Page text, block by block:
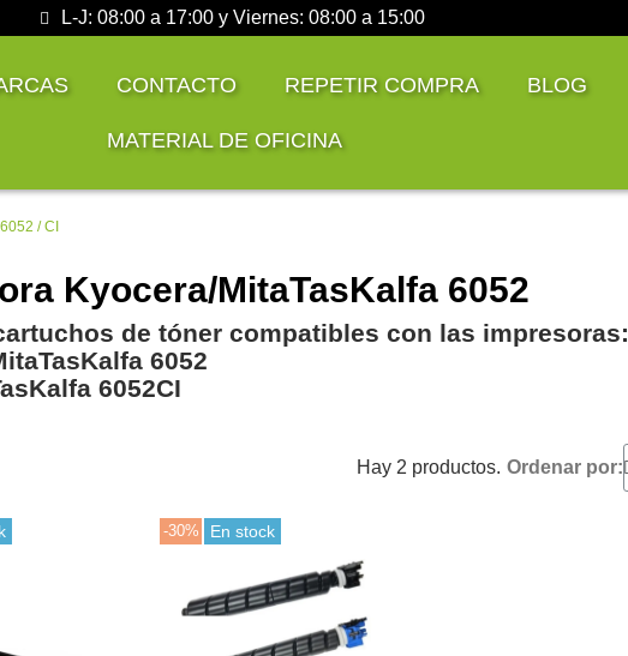
L-J: 08:00 a 17:00 y Viernes: 08:00 a 15:00
CONTACTO REPETIR COMPRA BLOG
MATERIAL DE OFICINA
/ CI
Kyocera/MitaTasKalfa 6052
de tóner compatibles con las impresoras:
6052
6052CI
Hay 2 productos. Ordenar por:
-30% En stock